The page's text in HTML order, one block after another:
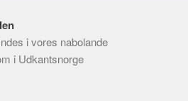
i vores nabolande
i Udkantsnorge